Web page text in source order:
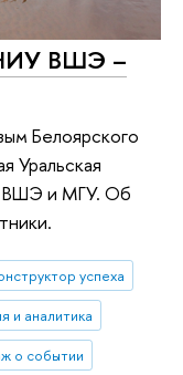
НИУ ВШЭ –
Белоярского
Уральская
ВШЭ и МГУ. Об
успеха
и аналитика
о событии